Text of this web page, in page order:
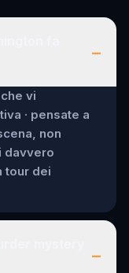
–
vi
· pensate a
non
davvero
tour dei
–